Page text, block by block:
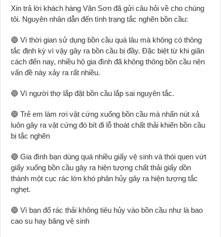
Xin trả lời khách hàng Văn Sơn đã gửi câu hỏi về cho chúng
tôi. Nguyên nhân dẫn đến tình trạng tắc nghẽn bồn cầu:
🔵 Vì thời gian sử dụng bồn cầu quá lâu mà không có thông
tắc định kỳ vì vậy gây ra bồn cầu bị đầy. Đặc biệt từ khi giãn
cách đến nay, nhiều hộ gia đình đã không thông bồn cầu nên
vấn đề này xảy ra rất nhiều.
🔵 Vì người thợ lắp đặt bồn cầu lắp sai nguyên tắc.
🔵 Trẻ em làm rơi vật cứng xuống bồn cầu mà nhấn nút xả
luôn gây ra vật cứng đó bít đi lỗ thoát chất thải khiến bồn cầu
bị tắc nghẽn
🔵 Gia đình bạn dùng quá nhiều giấy vệ sinh và thói quen vứt
giấy xuống bồn cầu gây ra hiện tượng chất thải giấy dồn
thành một cục rác lớn khó phân hủy gây ra hiện tượng tắc
nghẹt.
🔵 Vì bạn đổ rác thải không tiêu hủy vào bồn cầu như là bao
cao su hay băng vệ sinh